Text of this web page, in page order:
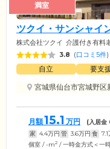
満室
ツクイ・サンシャイ
株式会社ツクイ 介護付き有料
3.8 (口コミ5件)
自立 要支
宮城県仙台市宮城野区
月額15.1 万円 (入居金
家 4.4万円 管 3.6万円 食 7.1
個室 / -m2 / 一時金方式＜一